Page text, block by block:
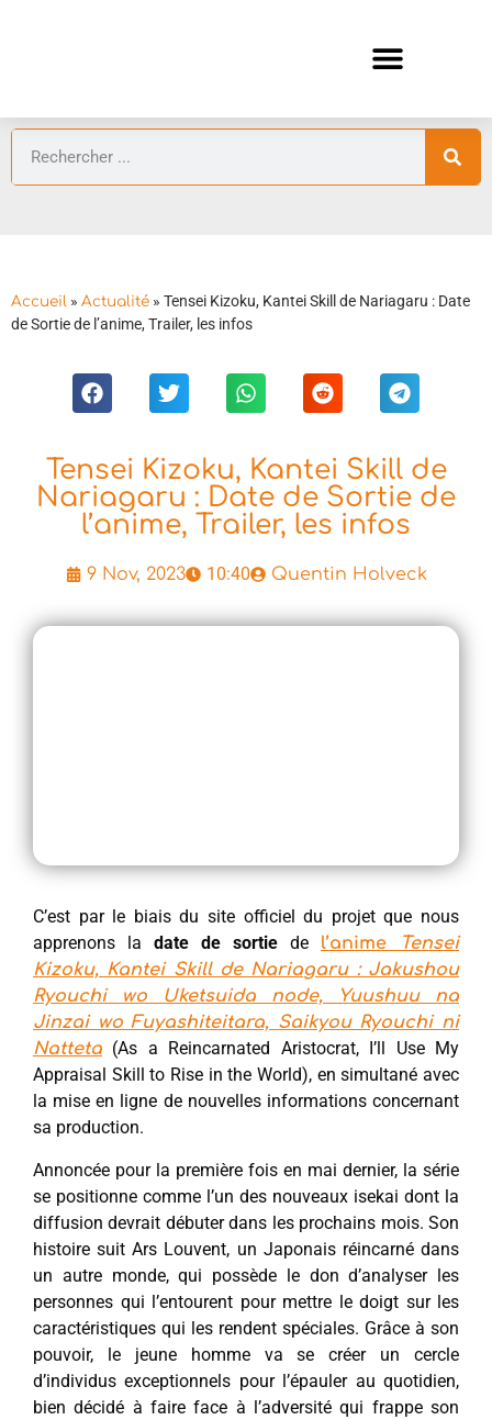
Accueil » Actualité » Tensei Kizoku, Kantei Skill de Nariagaru : Date
de Sortie de l’anime, Trailer, les infos
Tensei Kizoku, Kantei Skill de
Nariagaru : Date de Sortie de
l’anime, Trailer, les infos
9 Nov, 2023 10:40 Quentin Holveck
C’est par le biais du site officiel du projet que nous
apprenons la date de sortie de l’anime
Tensei
Kizoku, Kantei Skill de Nariagaru : Jakushou
Ryouchi wo Uketsuida node, Yuushuu na
Jinzai wo Fuyashiteitara, Saikyou Ryouchi ni
Natteta (As a Reincarnated Aristocrat, I’ll Use My
Appraisal Skill to Rise in the World), en simultané avec
la mise en ligne de nouvelles informations concernant
sa production.
Annoncée pour la première fois en mai dernier, la série
se positionne comme l’un des nouveaux isekai dont la
diffusion devrait débuter dans les prochains mois. Son
histoire suit Ars Louvent, un Japonais réincarné dans
un autre monde, qui possède le don d’analyser les
personnes qui l’entourent pour mettre le doigt sur les
caractéristiques qui les rendent spéciales. Grâce à son
pouvoir, le jeune homme va se créer un cercle
d’individus exceptionnels pour l’épauler au quotidien,
bien décidé à faire face à l’adversité qui frappe son